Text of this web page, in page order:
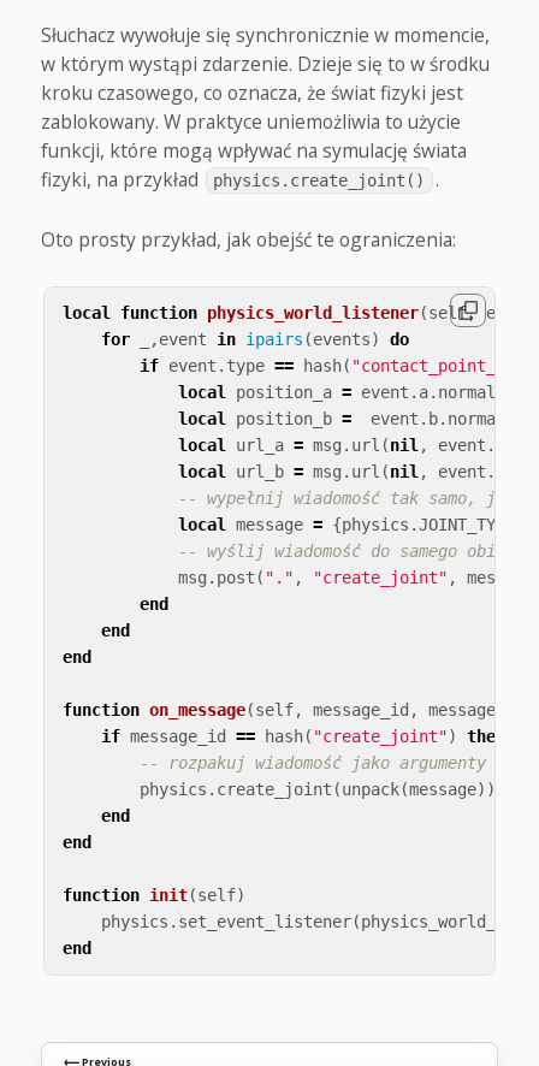
Słuchacz wywołuje się synchronicznie w momencie,
w którym wystąpi zdarzenie. Dzieje się to w środku
kroku czasowego, co oznacza, że świat fizyki jest
zablokowany. W praktyce uniemożliwia to użycie
funkcji, które mogą wpływać na symulację świata
fizyki, na przykład
physics.create_joint() .
Oto prosty przykład, jak obejść te ograniczenia:
local function physics_world_listener(self,
for
,event in ipairs (events)
do
if event . type == hash(
local position_a = event . a. normal
local position_b = event . b. normal
local url_a = msg . url (nil, event .
local url_b = msg . url (nil, event .
-- wypełnij wiadomość tak samo, jak
local message = {physics .
-- wyślij wiadomość do samego obiektu
msg . post ( "." , "create_joint" , message
end
end
end
function on_message(self, message_id , message
if message_id == hash( "create_joint")
then
-- rozpakuj wiadomość jako argumenty
physics . create_joint (unpack(message))
end
end
function init(self)
physics . set_event_listener(
end
⟵ Previous